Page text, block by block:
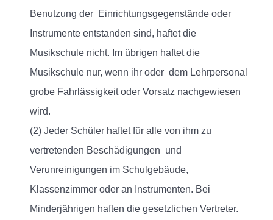
Benutzung der Einrichtungsgegenstände oder
Instrumente entstanden sind, haftet die
Musikschule nicht. Im übrigen haftet die
Musikschule nur, wenn ihr oder dem Lehrpersonal
grobe Fahrlässigkeit oder Vorsatz nachgewiesen
wird.
(2) Jeder Schüler haftet für alle von ihm zu
vertretenden Beschädigungen und
Verunreinigungen im Schulgebäude,
Klassenzimmer oder an Instrumenten. Bei
Minderjährigen haften die gesetzlichen Vertreter.